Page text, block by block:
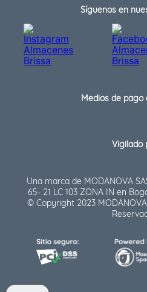
Síguenos en
Medios de pago
Vigilado
Una marca de MODANOVA
65- 21 LC 103 ZONA IN en
© Copyright 2023